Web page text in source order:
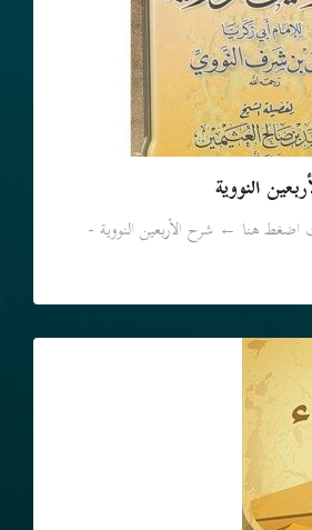
النووية
اضغط هنا ← شرح الأربعين النووية -